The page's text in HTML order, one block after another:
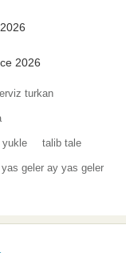
2026
turkan
yukle talib tale
yas geler ay yas geler